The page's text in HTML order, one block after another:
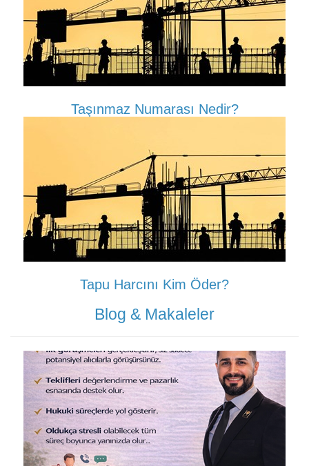
Taşınmaz Numarası Nedir?
Tapu Harcını Kim Öder?
Blog & Makaleler